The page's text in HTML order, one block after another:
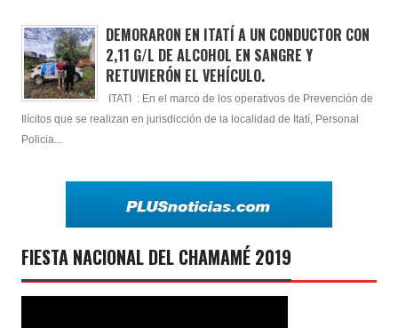
DEMORARON EN ITATÍ A UN CONDUCTOR CON
2,11 G/L DE ALCOHOL EN SANGRE Y
RETUVIERÓN EL VEHÍCULO.
ITATI : En el marco de los operativos de Prevención de
Ilícitos que se realizan en jurisdicción de la localidad de Itatí, Personal
Policia...
FIESTA NACIONAL DEL CHAMAMÉ 2019